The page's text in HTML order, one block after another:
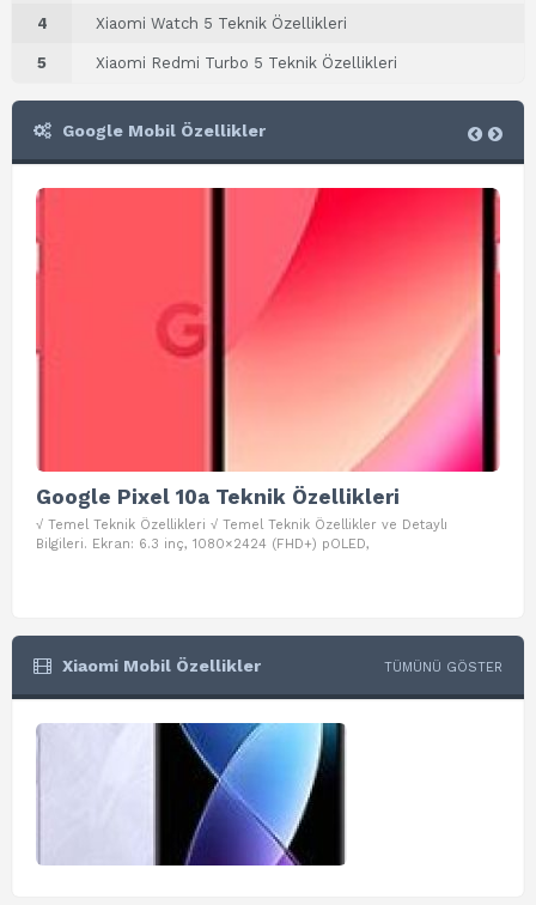
4 Xiaomi Watch 5 Teknik Özellikleri
5 Xiaomi Redmi Turbo 5 Teknik Özellikleri
Google Mobil Özellikler
Google Pixel 10a Teknik Özellikleri
√ Temel Teknik Özellikleri √ Temel Teknik Özellikler ve Detaylı
Bilgileri. Ekran: 6.3 inç, 1080×2424 (FHD+) pOLED,
Xiaomi Mobil Özellikler TÜMÜNÜ GÖSTER